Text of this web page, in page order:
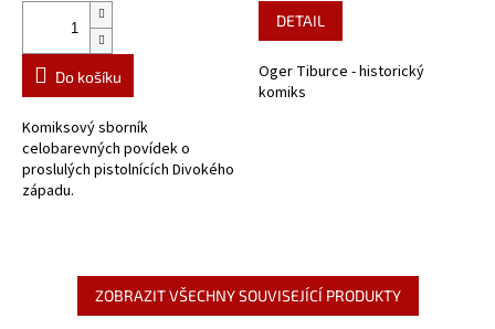
Do košíku
Komiksový sborník
celobarevných povídek o
proslulých pistolnících Divokého
západu.
DETAIL
Oger Tiburce - historický
komiks
ZOBRAZIT VŠECHNY SOUVISEJÍCÍ PRODUKTY